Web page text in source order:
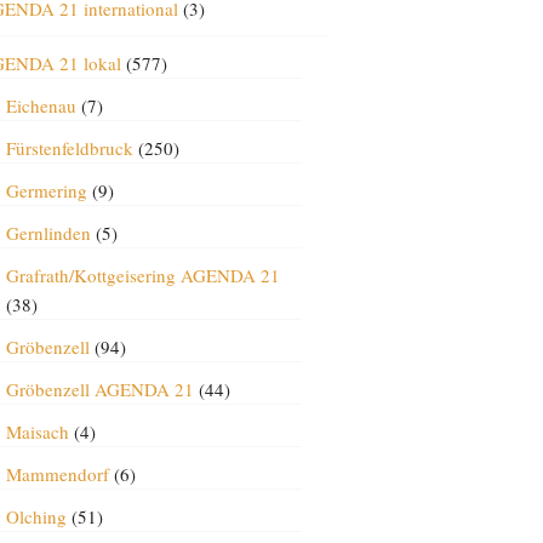
21 international(3)
21 lokal(577)
Eichenau (7)
Fürstenfeldbruck(250)
Germering (9)
Gernlinden (5)
Grafrath/Kottgeisering AGENDA 21
(38)
Gröbenzell(94)
Gröbenzell AGENDA 21 (44)
Maisach (4)
Mammendorf(6)
Olching (51)